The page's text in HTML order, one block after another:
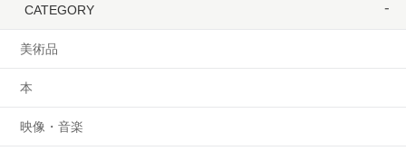
CATEGORY
美術品
本
映像・音楽